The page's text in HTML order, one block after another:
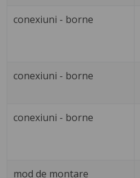
conexiuni - borne
conexiuni - borne
conexiuni - borne
mod de montare